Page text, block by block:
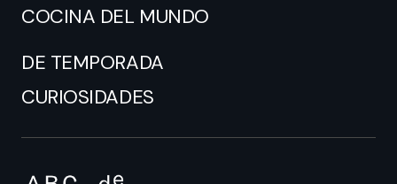
COCINA DEL MUNDO
DE TEMPORADA
CURIOSIDADES